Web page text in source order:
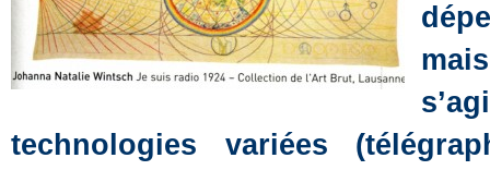
technologies variées